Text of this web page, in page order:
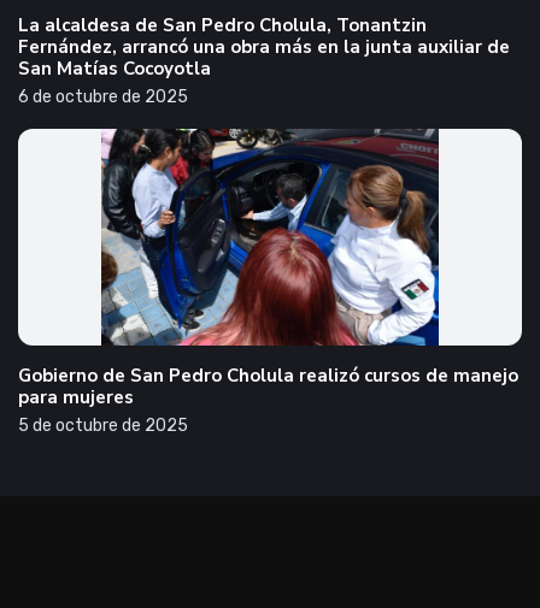
La alcaldesa de San Pedro Cholula, Tonantzin
Fernández, arrancó una obra más en la junta auxiliar de
San Matías Cocoyotla
6 de octubre de 2025
Gobierno de San Pedro Cholula realizó cursos de manejo
para mujeres
5 de octubre de 2025